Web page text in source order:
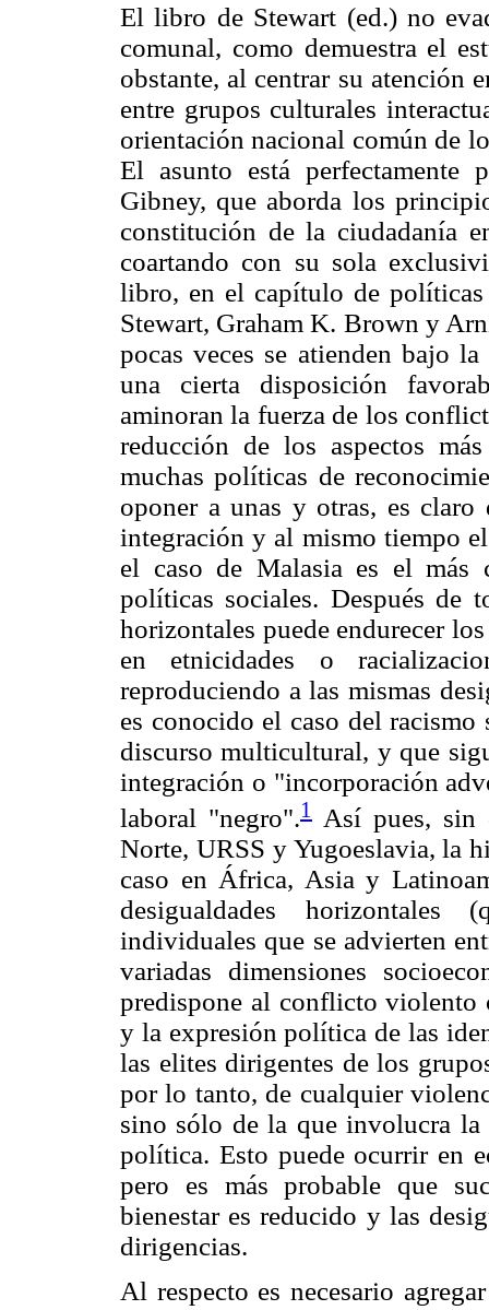
El libro de Stewart (ed.) no
comunal, como demuestra el
obstante, al centrar su atención
entre grupos culturales
orientación nacional común de
El asunto está
Gibney, que aborda los
constitución de la ciudadanía
coartando con su sola
libro, en el capítulo de políticas
Stewart, Graham K. Brown y
pocas veces se atienden bajo
una cierta disposición
aminoran la fuerza de los
reducción de los aspectos
muchas políticas de
oponer a unas y otras, es
integración y al mismo tiempo
el caso de Malasia es el más
políticas sociales. Después de
horizontales puede endurecer
en etnicidades o
reproduciendo a las mismas
es conocido el caso del
discurso multicultural, y que
integración o "incorporación
laboral "negro".1
Así pues, sin
Norte, URSS y Yugoeslavia, la
caso en África, Asia y
desigualdades horizontales
individuales que se advierten
variadas dimensiones
predispone al conflicto violento
y la expresión política de las
las elites dirigentes de los
por lo tanto, de cualquier
sino sólo de la que involucra
política. Esto puede ocurrir en
pero es más probable que
bienestar es reducido y las
dirigencias.
Al respecto es necesario